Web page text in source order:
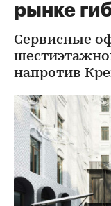
рынке
Сервисные
напротив